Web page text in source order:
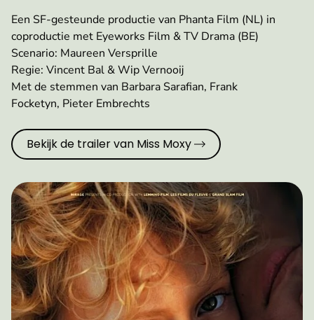
Een SF-gesteunde productie van Phanta Film (NL) in
coproductie met Eyeworks Film & TV Drama (BE)
Scenario: Maureen Versprille
Regie: Vincent Bal & Wip Vernooij
Met de stemmen van Barbara Sarafian, Frank
Focketyn, Pieter Embrechts
Bekijk de trailer van Miss Moxy